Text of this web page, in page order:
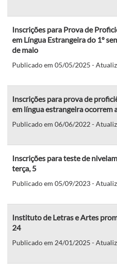
Inscrições para Prova de
em Língua Estrangeira do 1º
de maio
Publicado em 05/05/2025 -
Inscrições para prova de
em língua estrangeira ocorrem
Publicado em 06/06/2022 -
Inscrições para teste de
terça, 5
Publicado em 05/09/2023 -
Instituto de Letras e Artes
24
Publicado em 24/01/2025 -